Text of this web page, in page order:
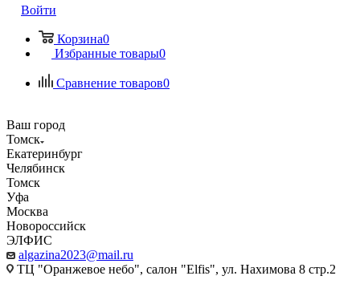
Войти
Корзина0
Избранные товары0
Сравнение товаров0
Ваш город
Томск
Екатеринбург
Челябинск
Томск
Уфа
Москва
Новороссийск
ЭЛФИС
algazina2023@mail.ru
ТЦ "Оранжевое небо", салон "Elfis", ул. Нахимова 8 стр.2